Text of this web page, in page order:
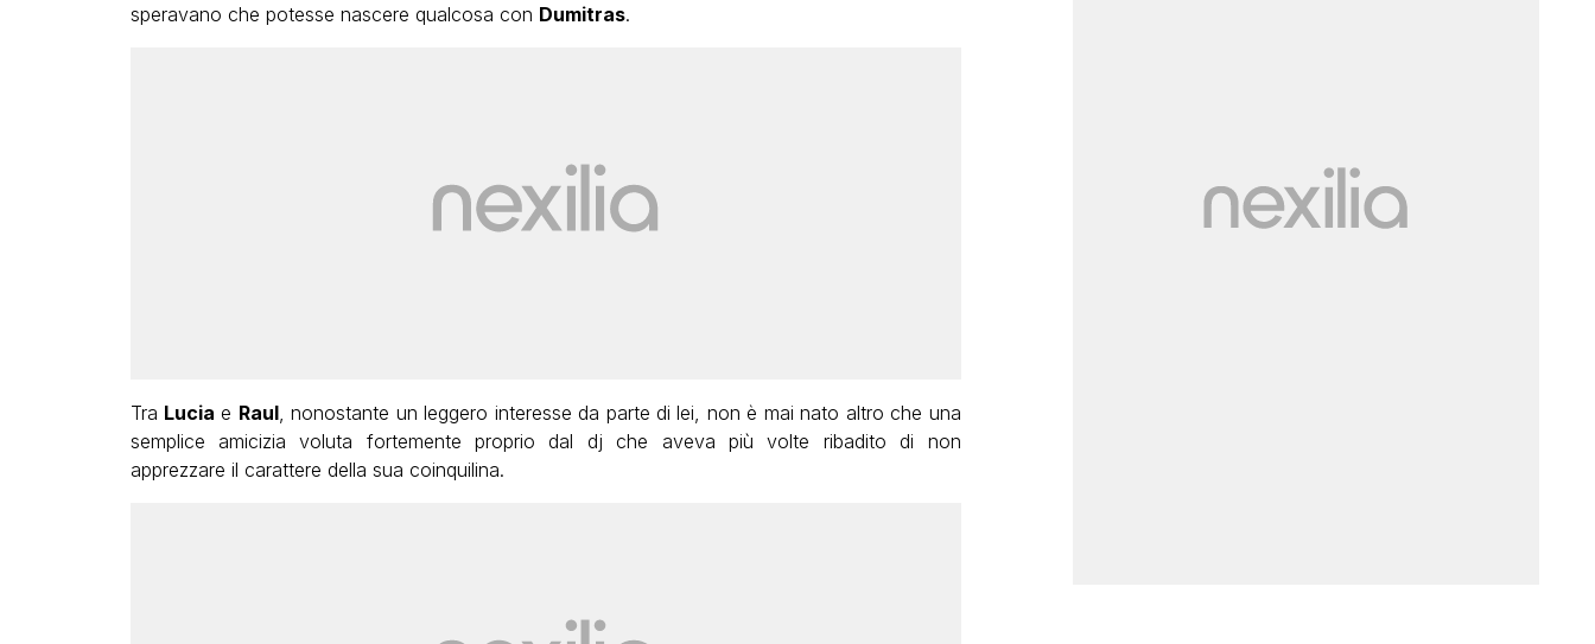
speravano che potesse nascere qualcosa con Dumitras.
Tra Lucia e Raul, nonostante un leggero interesse da parte di lei, non è mai nato altro che una
semplice amicizia voluta fortemente proprio dal dj che aveva più volte ribadito di non
apprezzare il carattere della sua coinquilina.